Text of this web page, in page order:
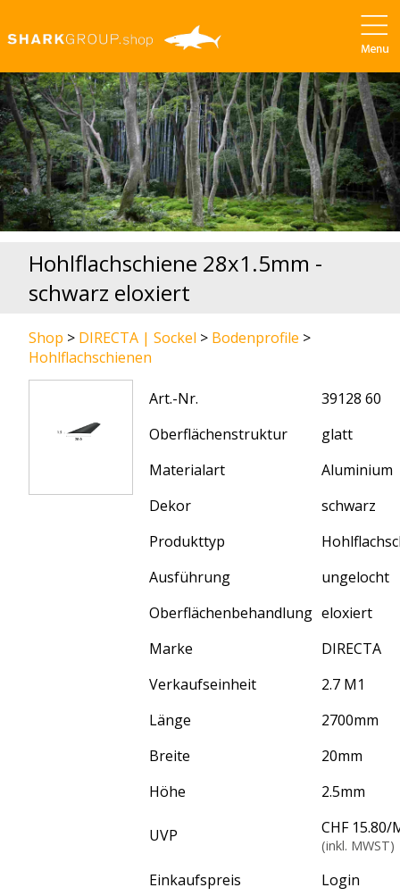
Hohlflachschiene 28x1.5mm -
schwarz eloxiert
Shop > DIRECTA | Sockel > Bodenprofile >
Hohlflachschienen
Art.-Nr.
39128 60
Oberflächenstruktur
glatt
Materialart
Aluminium
Dekor
schwarz
Produkttyp
Ausführung
ungelocht
Oberflächenbehandlung eloxiert
Marke
DIRECTA
Verkaufseinheit
2.7 M1
Länge
2700mm
Breite
20mm
Höhe
2.5mm
UVP CHF 15.80/
(inkl. MWST)
Einkaufspreis Login